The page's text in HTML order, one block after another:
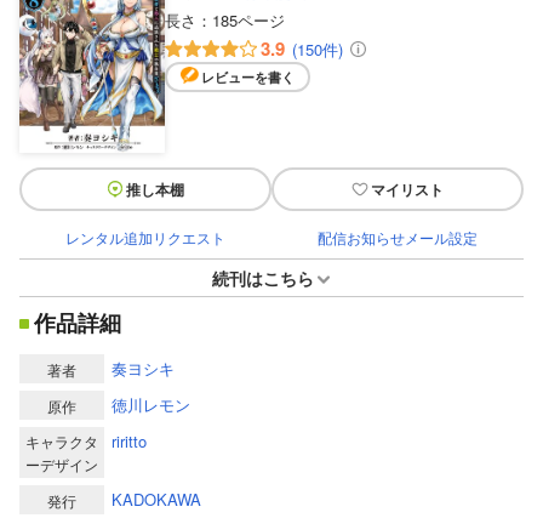
長さ： 185ページ
3.9 (150件)
レビューを書く
推し本棚 マイリスト
レンタル追加リクエスト 配信お知らせメール設定
続刊はこちら
作品詳細
著者 奏ヨシキ
原作 徳川レモン
キャラクタ
ーデザイン
riritto
発行 KADOKAWA